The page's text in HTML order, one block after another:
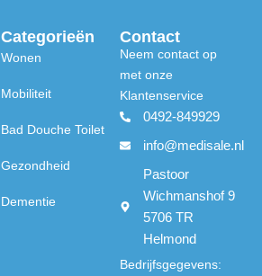
Categorieën
Wonen
Mobiliteit
Bad Douche Toilet
Gezondheid
Dementie
Contact
Neem contact op
met onze
Klantenservice
0492-849929
info@medisale.nl
Pastoor
Wichmanshof 9
5706 TR
Helmond
Bedrijfsgegevens: